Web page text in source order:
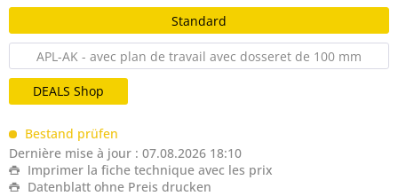
Standard
APL-AK - avec plan de travail avec dosseret de 100 mm
DEALS Shop
Bestand prüfen
Dernière mise à jour : 07.08.2026 18:10
Imprimer la fiche technique avec les prix
Datenblatt ohne Preis drucken